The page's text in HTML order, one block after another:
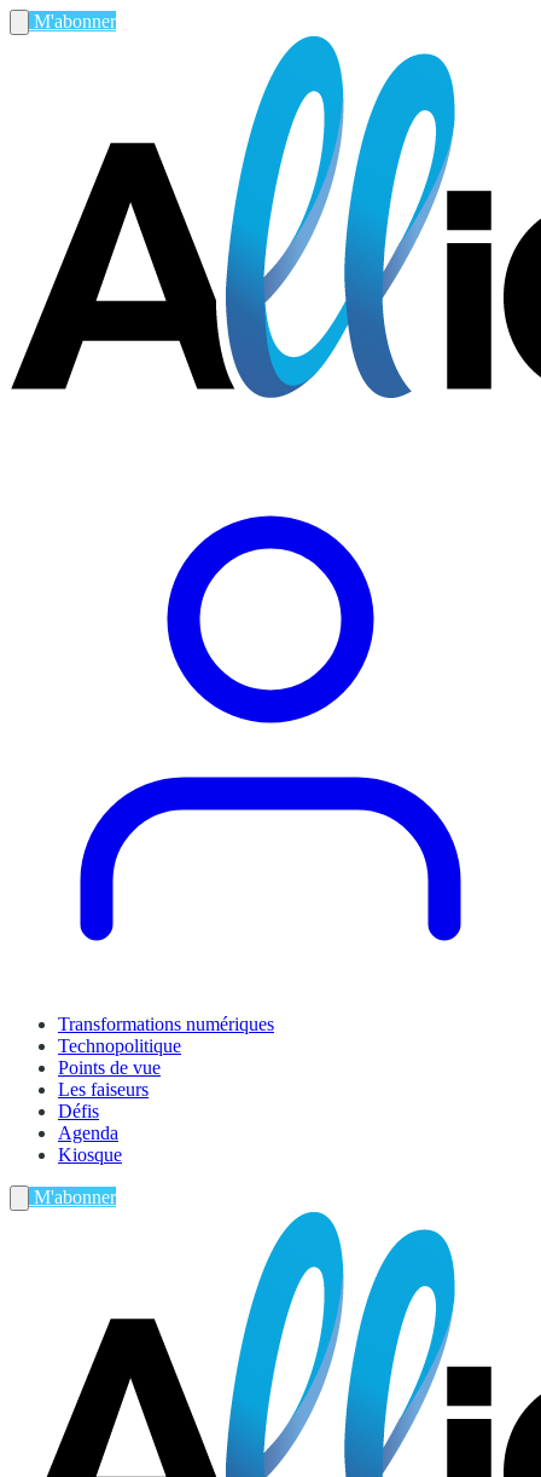
M'abonner
Transformations numériques
Technopolitique
Points de vue
Les faiseurs
Défis
Agenda
Kiosque
M'abonner